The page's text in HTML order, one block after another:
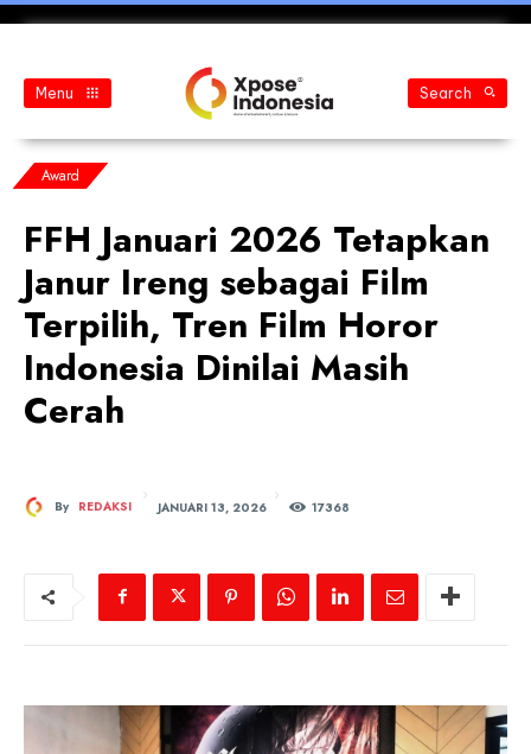
Menu Search
Award
FFH Januari 2026 Tetapkan
Janur Ireng sebagai Film
Terpilih, Tren Film Horor
Indonesia Dinilai Masih
Cerah
By REDAKSI JANUARI 13, 2026 17368